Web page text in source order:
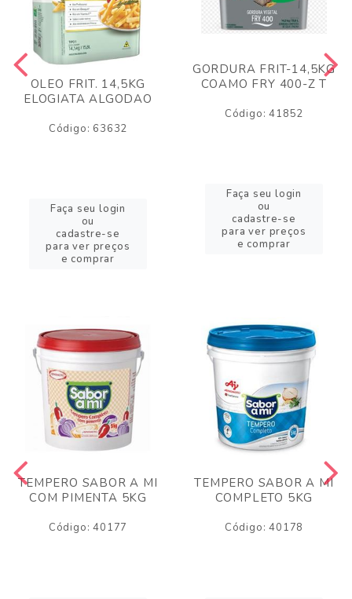
OLEO FRIT. 14,5KG
ELOGIATA ALGODAO
Código: 63632
Faça seu login
ou
cadastre-se
para ver preços
e comprar
GORDURA FRIT-14,5KG
COAMO FRY 400-Z T
Código: 41852
Faça seu login
ou
cadastre-se
para ver preços
e comprar
TEMPERO SABOR A MI
COM PIMENTA 5KG
Código: 40177
TEMPERO SABOR A MI
COMPLETO 5KG
Código: 40178